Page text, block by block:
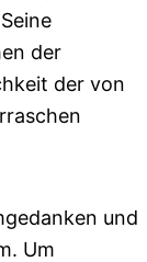
der
der von
und
Um